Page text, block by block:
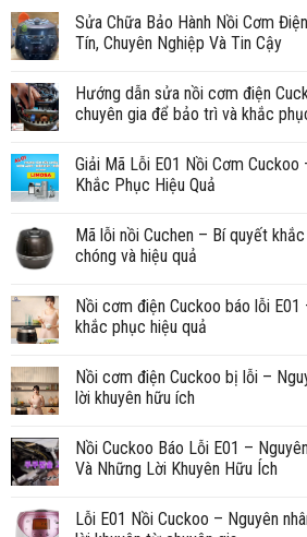
Sửa Chữa Bảo Hành Nồi Cơm
Tín, Chuyên Nghiệp Và Tin Cậy
Hướng dẫn sửa nồi cơm điện
chuyên gia để bảo trì và khắc
Giải Mã Lỗi E01 Nồi Cơm Cuckoo
Khắc Phục Hiệu Quả
Mã lỗi nồi Cuchen – Bí quyết
chóng và hiệu quả
Nồi cơm điện Cuckoo báo lỗi E01
khắc phục hiệu quả
Nồi cơm điện Cuckoo bị lỗi –
lời khuyên hữu ích
Nồi Cuckoo Báo Lỗi E01 –
Và Những Lời Khuyên Hữu Ích
Lỗi E01 Nồi Cuckoo – Nguyên